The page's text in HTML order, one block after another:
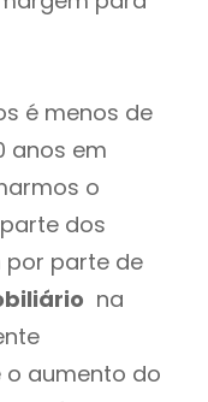
é menos de
anos em
o
dos
por parte de
na
o aumento do